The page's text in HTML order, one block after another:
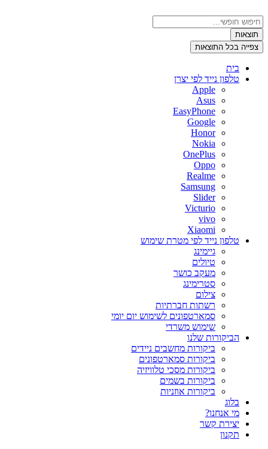
לתוכן
Search
...תוצאות
צפייה בכל התוצאות
בית
טלפון נייד לפי יצרן
Apple
Asus
EasyPhone
Google
Honor
Nokia
OnePlus
Oppo
Realme
Samsung
Slider
Victurio
vivo
Xiaomi
טלפון נייד לפי מטרת שימוש
גיימינג
טיולים
מעקב כושר
סטרימינג
צילום
רשתות חברתיות
סמארטפונים לשימוש יום יומי
שימוש משרדי
הביקורות שלנו
ביקורות מחשבים ניידים
ביקורות סמארטפונים
ביקורות מסכי טלוויזיה
ביקורות בשמים
ביקורות אוזניות
בלוג
מי אנחנו?
יצירת קשר
תקנון